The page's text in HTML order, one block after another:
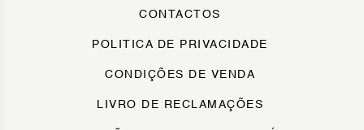
CONTACTOS
POLITICA DE PRIVACIDADE
CONDIÇÕES DE VENDA
LIVRO DE RECLAMAÇÕES